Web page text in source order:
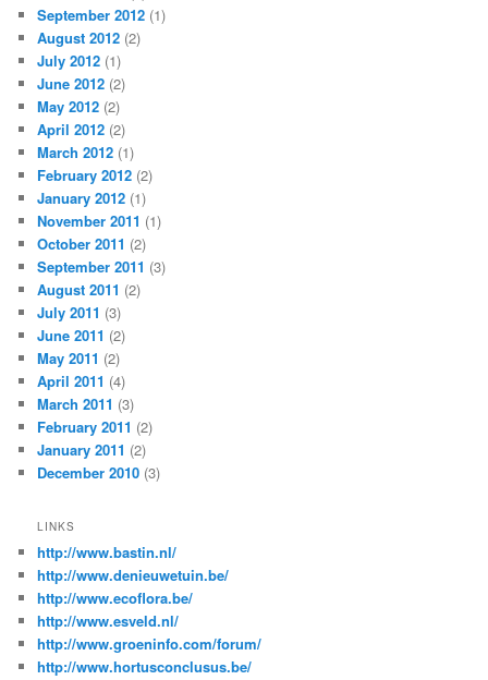
September 2012 (1)
August 2012 (2)
July 2012 (1)
June 2012 (2)
May 2012 (2)
April 2012 (2)
March 2012 (1)
February 2012 (2)
January 2012 (1)
November 2011 (1)
October 2011 (2)
September 2011 (3)
August 2011 (2)
July 2011 (3)
June 2011 (2)
May 2011 (2)
April 2011 (4)
March 2011 (3)
February 2011 (2)
January 2011 (2)
December 2010 (3)
LINKS
http://www.bastin.nl/
http://www.denieuwetuin.be/
http://www.ecoflora.be/
http://www.esveld.nl/
http://www.groeninfo.com/forum/
http://www.hortusconclusus.be/